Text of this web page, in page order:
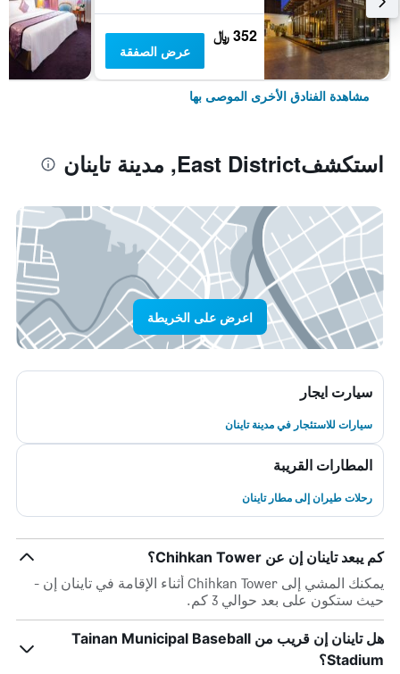
352 ﷼
عرض الصفقة
مشاهدة الفنادق الأخرى الموصى بها
استكشفEast District, مدينة تاينان
اعرض على الخريطة
سيارت ايجار
سيارات للاستئجار في مدينة تاينان
المطارات القريبة
رحلات طيران إلى مطار تاينان
كم يبعد تاينان إن عن Chihkan Tower؟
يمكنك المشي إلى Chihkan Tower أثناء الإقامة في تاينان إن -
حيث ستكون على بعد حوالي 3 كم.
هل تاينان إن قريب من Tainan Municipal Baseball
Stadium؟